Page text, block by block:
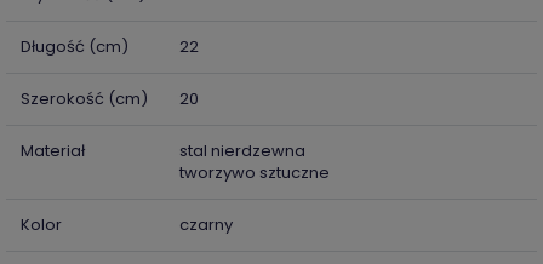
Długość (cm) 22
Szerokość (cm) 20
Materiał
stal nierdzewna
tworzywo sztuczne
Kolor czarny